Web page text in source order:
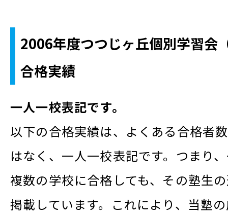
2006年度つつじヶ丘個別学習会
合格実績
一人一校表記です。
以下の合格実績は、よくある合格者
はなく、一人一校表記です。つまり
複数の学校に合格しても、その塾生
掲載しています。これにより、当塾